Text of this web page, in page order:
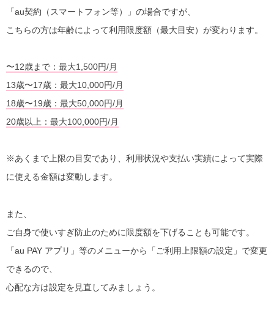
「au契約（スマートフォン等）」の場合ですが、
こちらの方は年齢によって利用限度額（最大目安）が変わります。
〜12歳まで：最大1,500円/月
13歳〜17歳：最大10,000円/月
18歳〜19歳：最大50,000円/月
20歳以上：最大100,000円/月
※あくまで上限の目安であり、利用状況や支払い実績によって実際
に使える金額は変動します。
また、
ご自身で使いすぎ防止のために限度額を下げることも可能です。
「au PAY アプリ」等のメニューから「ご利用上限額の設定」で変更
できるので、
心配な方は設定を見直してみましょう。